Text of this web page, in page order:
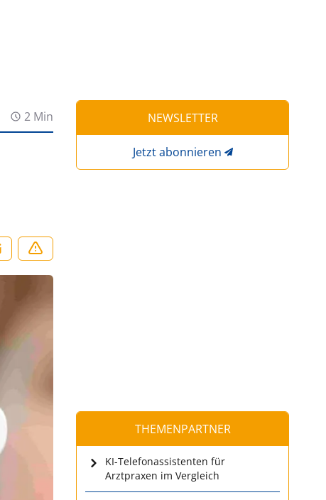
2 Min NEWSLETTER
Jetzt abonnieren
THEMENPARTNER
KI-Telefonassistenten für
Arztpraxen im Vergleich